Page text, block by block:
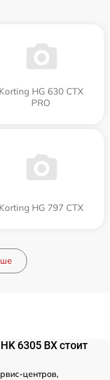
Korting HG 630 CTX
PRO
Korting HG 797 CTX
6305 BX стоит
центров,